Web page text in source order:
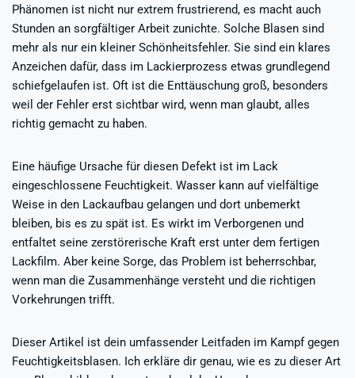
Phänomen ist nicht nur extrem frustrierend, es macht auch
Stunden an sorgfältiger Arbeit zunichte. Solche Blasen sind
mehr als nur ein kleiner Schönheitsfehler. Sie sind ein klares
Anzeichen dafür, dass im Lackierprozess etwas grundlegend
schiefgelaufen ist. Oft ist die Enttäuschung groß, besonders
weil der Fehler erst sichtbar wird, wenn man glaubt, alles
richtig gemacht zu haben.
Eine häufige Ursache für diesen Defekt ist im Lack
eingeschlossene Feuchtigkeit. Wasser kann auf vielfältige
Weise in den Lackaufbau gelangen und dort unbemerkt
bleiben, bis es zu spät ist. Es wirkt im Verborgenen und
entfaltet seine zerstörerische Kraft erst unter dem fertigen
Lackfilm. Aber keine Sorge, das Problem ist beherrschbar,
wenn man die Zusammenhänge versteht und die richtigen
Vorkehrungen trifft.
Dieser Artikel ist dein umfassender Leitfaden im Kampf gegen
Feuchtigkeitsblasen. Ich erkläre dir genau, wie es zu dieser Art